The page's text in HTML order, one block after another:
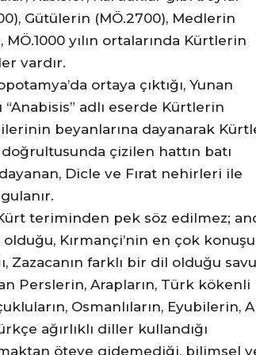
Gütülerin (MÖ.2700), Medlerin
yılın ortalarında Kürtlerin
vardır.
ortaya çıktığı, Yunan
“Anabisis” adlı eserde Kürtlerin
beyanlarına dayanarak
çizilen hattın batı
dayanan, Dicle ve Fırat nehirleri ile
teriminden pek söz edilmez;
Kırmançi’nin en çok
Zazacanın farklı bir dil olduğu
Perslerin, Arapların, Türk kökenli
Osmanlıların, Eyubilerin,
ağırlıklı diller kullandığı
öteye gidemediği, bilimsel